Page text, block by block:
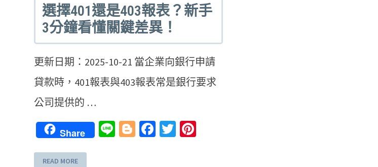
選擇401還是403報表？新手
3分鐘看懂關鍵差異！
更新日期：2025-10-21 當企業向銀行申請
貸款時，401報表與403報表常是銀行要求
公司提供的 …
Share LineBlogger
Facebook
Twitter
READ MORE